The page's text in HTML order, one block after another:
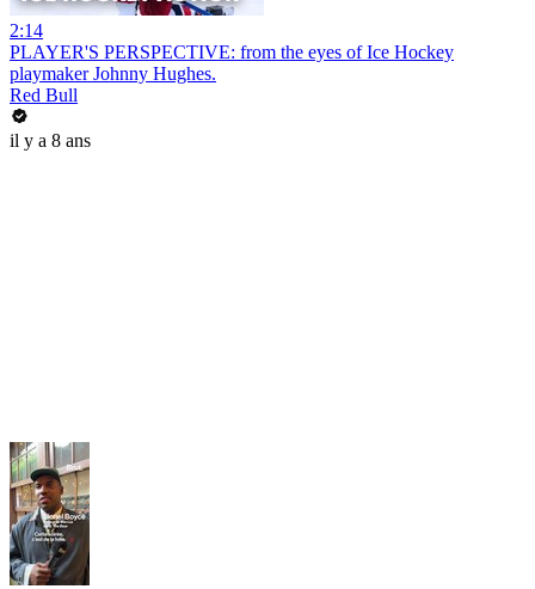
2:14
PLAYER'S PERSPECTIVE: from the eyes of Ice Hockey
playmaker Johnny Hughes.
Red Bull
il y a 8 ans